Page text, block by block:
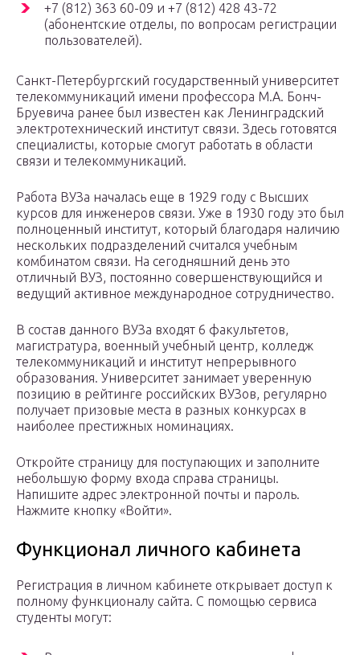
+7 (812) 363 60-09 и +7 (812) 428 43-72
(абонентские отделы, по вопросам регистрации
пользователей).
Санкт-Петербургский государственный университет
телекоммуникаций имени профессора М.А. Бонч-
Бруевича ранее был известен как Ленинградский
электротехнический институт связи. Здесь готовятся
специалисты, которые смогут работать в области
связи и телекоммуникаций.
Работа ВУЗа началась еще в 1929 году с Высших
курсов для инженеров связи. Уже в 1930 году это был
полноценный институт, который благодаря наличию
нескольких подразделений считался учебным
комбинатом связи. На сегодняшний день это
отличный ВУЗ, постоянно совершенствующийся и
ведущий активное международное сотрудничество.
В состав данного ВУЗа входят 6 факультетов,
магистратура, военный учебный центр, колледж
телекоммуникаций и институт непрерывного
образования. Университет занимает уверенную
позицию в рейтинге российских ВУЗов, регулярно
получает призовые места в разных конкурсах в
наиболее престижных номинациях.
Откройте страницу для поступающих и заполните
небольшую форму входа справа страницы.
Напишите адрес электронной почты и пароль.
Нажмите кнопку «Войти».
Функционал личного кабинета
Регистрация в личном кабинете открывает доступ к
полному функционалу сайта. С помощью сервиса
студенты могут: